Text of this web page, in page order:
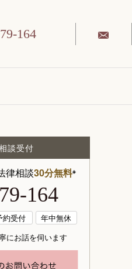
164
談受付
律相談30分無料※
164
約受付
年中無休
にお話を伺います